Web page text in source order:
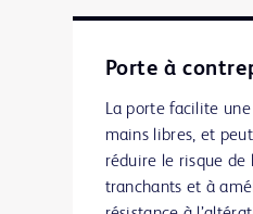
Porte à
La porte facilite
mains libres, et
réduire le risque de
tranchants et à